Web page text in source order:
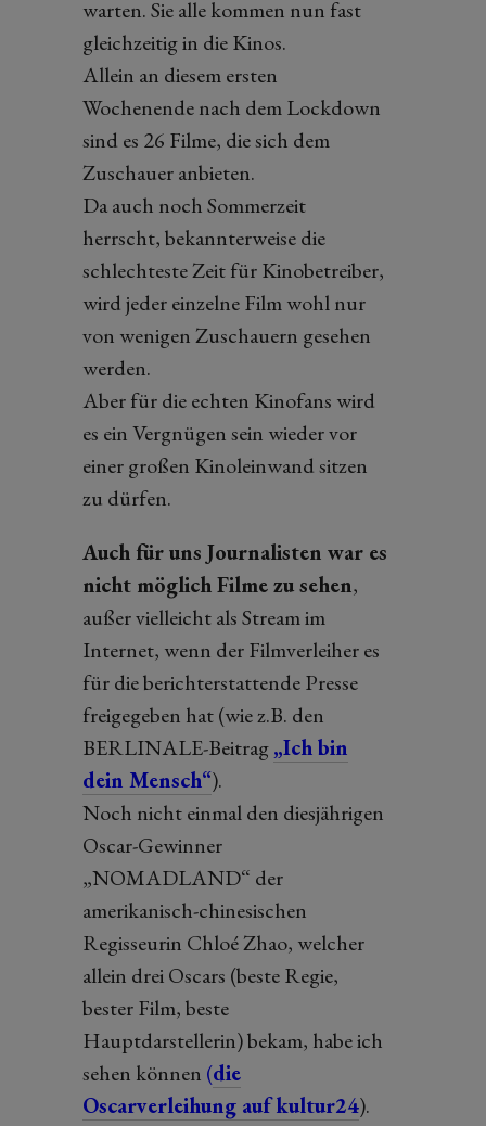
warten. Sie alle kommen nun fast
gleichzeitig in die Kinos.
Allein an diesem ersten
Wochenende nach dem Lockdown
sind es 26 Filme, die sich dem
Zuschauer anbieten.
Da auch noch Sommerzeit
herrscht, bekannterweise die
schlechteste Zeit für Kinobetreiber,
wird jeder einzelne Film wohl nur
von wenigen Zuschauern gesehen
werden.
Aber für die echten Kinofans wird
es ein Vergnügen sein wieder vor
einer großen Kinoleinwand sitzen
zu dürfen.
Auch für uns Journalisten war es
nicht möglich Filme zu sehen,
außer vielleicht als Stream im
Internet, wenn der Filmverleiher es
für die berichterstattende Presse
freigegeben hat (wie z.B. den
BERLINALE-Beitrag„Ich bin
dein Mensch“).
Noch nicht einmal den diesjährigen
Oscar-Gewinner
„NOMADLAND“ der
amerikanisch-chinesischen
Regisseurin Chloé Zhao, welcher
allein drei Oscars (beste Regie,
bester Film, beste
Hauptdarstellerin) bekam, habe ich
sehen können (die
Oscarverleihung auf kultur24).